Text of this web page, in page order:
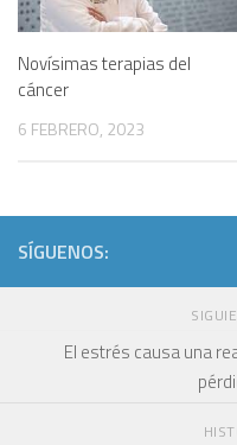
Novísimas terapias del
cáncer
6 FEBRERO, 2023
SÍGUENOS:
El estrés causa una